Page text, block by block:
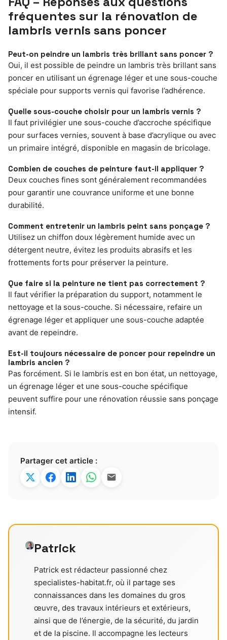
fréquentes sur la rénovation de
lambris vernis sans poncer
Peut-on peindre un lambris très brillant sans poncer ?
Oui, il est possible de peindre un lambris très brillant sans
poncer en utilisant un égrenage léger et une sous-couche
spéciale pour supports vernis qui favorise l’adhérence.
Quelle sous-couche choisir pour un lambris vernis ?
Il faut privilégier une sous-couche d’accroche spécifique
pour surfaces vernies, souvent à base d’acrylique ou avec
un primaire intégré, disponible en magasin de bricolage.
Combien de couches de peinture faut-il appliquer ?
Deux couches fines sont généralement recommandées
pour garantir une couvrance uniforme et une bonne
durabilité.
Comment entretenir un lambris peint sans ponçage ?
Utilisez un chiffon doux légèrement humide avec un
détergent neutre, évitez les produits abrasifs et les
frottements forts pour préserver la peinture.
Que faire si la peinture ne tient pas correctement ?
Il faut vérifier la préparation du support, notamment le
nettoyage et la sous-couche. Si nécessaire, refaire un
égrenage léger et appliquer une sous-couche adaptée
avant de repeindre.
Est-il toujours nécessaire de poncer pour repeindre un
lambris ancien ?
Pas forcément. Si le lambris est en bon état, un nettoyage,
un égrenage léger et une sous-couche spécifique
peuvent suffire pour une rénovation réussie sans ponçage
intensif.
Partager cet article :
Patrick
Patrick est rédacteur passionné chez
specialistes-habitat.fr, où il partage ses
connaissances dans les domaines du gros
œuvre, des travaux intérieurs et extérieurs,
ainsi que de l’énergie, de la sécurité, du jardin
et de la piscine. Il accompagne les lecteurs